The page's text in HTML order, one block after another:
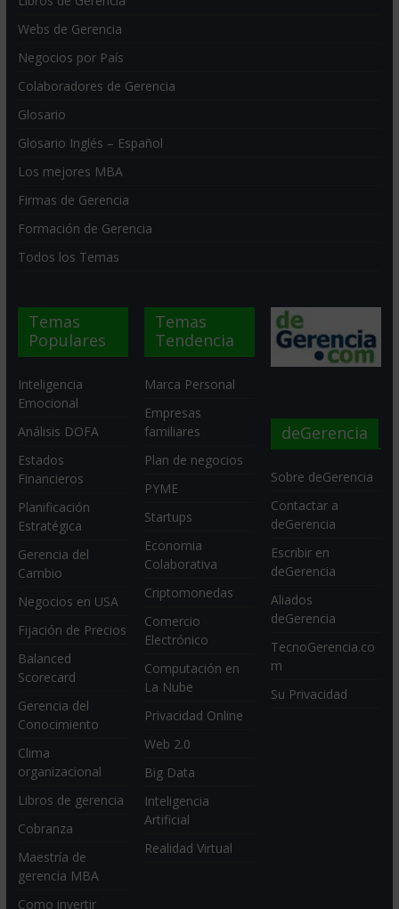
Webs de Gerencia
Negocios por País
Colaboradores de Gerencia
Glosario
Glosario Inglés – Español
Los mejores MBA
Firmas de Gerencia
Formación de Gerencia
Todos los Temas
Temas
Populares
Inteligencia
Emocional
Análisis DOFA
Estados
Financieros
Planificación
Estratégica
Gerencia del
Cambio
Negocios en USA
Fijación de Precios
Balanced
Scorecard
Gerencia del
Conocimiento
Clima
organizacional
Libros de gerencia
Cobranza
Maestría de
gerencia MBA
Como invertir
Temas
Tendencia
Marca Personal
Empresas
familiares
Plan de negocios
PYME
Startups
Economia
Colaborativa
Criptomonedas
Comercio
Electrónico
Computación en
La Nube
Privacidad Online
Web 2.0
Big Data
Inteligencia
Artificial
Realidad Virtual
deGerencia
Sobre deGerencia
Contactar a
deGerencia
Escribir en
deGerencia
Aliados
deGerencia
TecnoGerencia.co
m
Su Privacidad